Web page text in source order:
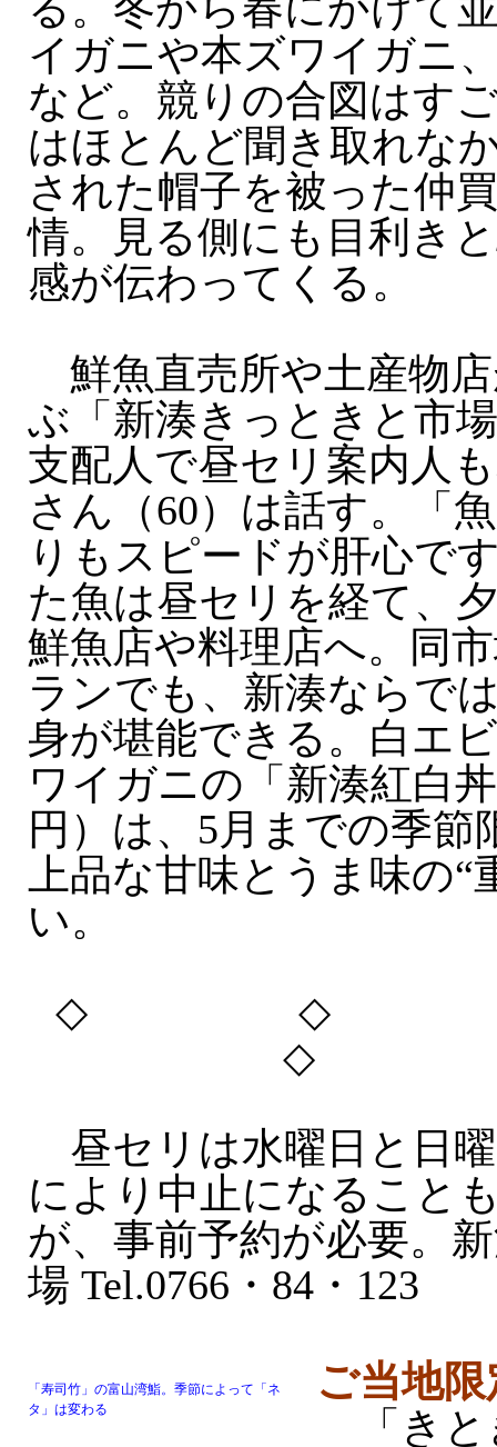
イガニや本ズワイガニ
など。競りの合図はす
はほとんど聞き取れな
された帽子を被った仲
情。見る側にも目利き
感が伝わってくる。
鮮魚直売所や土産物
ぶ「新湊きっときと市
支配人で昼セリ案内人
さん（60）は話す。「
りもスピードが肝心で
た魚は昼セリを経て、
鮮魚店や料理店へ。同
ランでも、新湊ならで
身が堪能できる。白エ
ワイガニの「新湊紅白
円）は、5月までの季節
上品な甘味とうま味の“
い。
◇
◇
昼セリは水曜日と日
により中止になること
が、事前予約が必要。
場 Tel.0766・84・123
「寿司竹」の富山湾鮨。季節によって「ネ
タ」は変わる
ご当地
「きと